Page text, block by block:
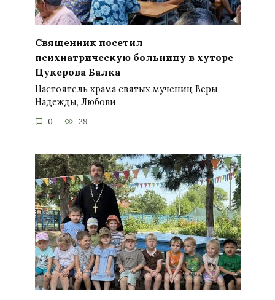
Священник посетил
психиатрическую больницу в хуторе
Цукерова Балка
Настоятель храма святых мучениц Веры,
Надежды, Любови
0 29